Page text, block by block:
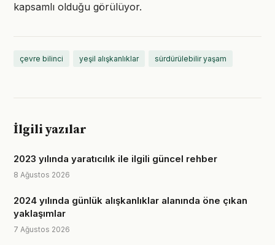
kapsamlı olduğu görülüyor.
çevre bilinci yeşil alışkanlıklar sürdürülebilir yaşam
İlgili yazılar
2023 yılında yaratıcılık ile ilgili güncel rehber
8 Ağustos 2026
2024 yılında günlük alışkanlıklar alanında öne çıkan
yaklaşımlar
7 Ağustos 2026